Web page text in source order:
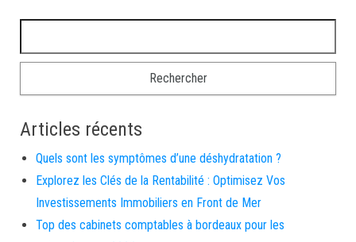
Articles récents
Quels sont les symptômes d’une déshydratation ?
Explorez les Clés de la Rentabilité : Optimisez Vos
Investissements Immobiliers en Front de Mer
Top des cabinets comptables à bordeaux pour les